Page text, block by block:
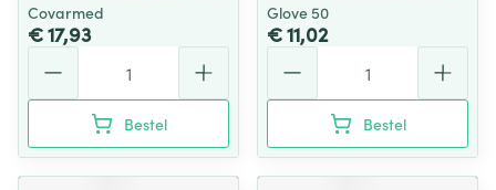
Covarmed
€ 17,93
Bestel
Glove 50
€ 11,02
Bestel